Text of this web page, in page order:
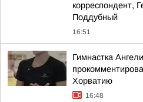
корреспондент,
Поддубный
16:51
Гимнастка
Хорватию
16:48